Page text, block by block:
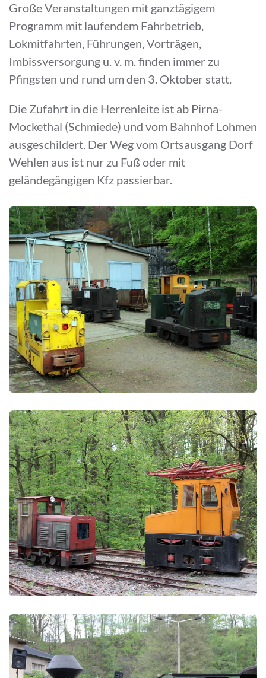
Große Veranstaltungen mit ganztägigem
Programm mit laufendem Fahrbetrieb,
Lokmitfahrten, Führungen, Vorträgen,
Imbissversorgung u. v. m. finden immer zu
Pfingsten und rund um den 3. Oktober statt.
Die Zufahrt in die Herrenleite ist ab Pirna-
Mockethal (Schmiede) und vom Bahnhof Lohmen
ausgeschildert. Der Weg vom Ortsausgang Dorf
Wehlen aus ist nur zu Fuß oder mit
geländegängigen Kfz passierbar.